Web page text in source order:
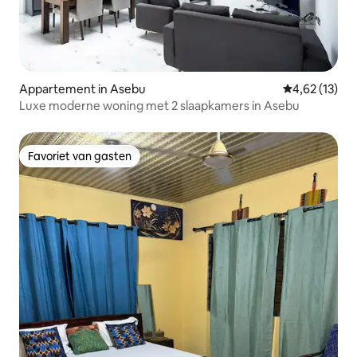
Appartement in Asebu Gemiddelde
4,62 (13)
Luxe moderne woning met 2 slaapkamers in Asebu
Favoriet van gasten
Favoriet van gasten